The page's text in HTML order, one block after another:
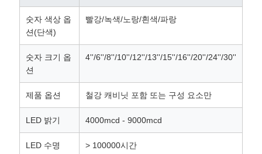
숫자 색상 옵
션(단색)
빨강/녹색/노랑/흰색/파랑
숫자 크기 옵
션
4''/6''/8''/10''/12''/13''/15''/16''/20''/24''/30''
제품 옵션 철강 캐비닛 포함 또는 구성 요소만
LED 밝기 4000mcd - 9000mcd
LED 수명 > 100000시간